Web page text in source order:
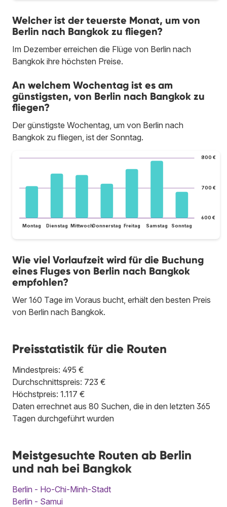
Welcher ist der teuerste Monat, um von
Berlin nach Bangkok zu fliegen?
Im Dezember erreichen die Flüge von Berlin nach
Bangkok ihre höchsten Preise.
An welchem Wochentag ist es am
günstigsten, von Berlin nach Bangkok zu
fliegen?
Der günstigste Wochentag, um von Berlin nach
Bangkok zu fliegen, ist der Sonntag.
600 €
700 €
800 €
Montag Dienstag MittwochDonnerstag Freitag Samstag Sonntag
Wie viel Vorlaufzeit wird für die Buchung
eines Fluges von Berlin nach Bangkok
empfohlen?
Wer 160 Tage im Voraus bucht, erhält den besten Preis
von Berlin nach Bangkok.
Preisstatistik für die Routen
Mindestpreis: 495 €
Durchschnittspreis: 723 €
Höchstpreis: 1.117 €
Daten errechnet aus 80 Suchen, die in den letzten 365
Tagen durchgeführt wurden
Meistgesuchte Routen ab Berlin
und nah bei Bangkok
Berlin - Ho-Chi-Minh-Stadt
Berlin - Samui